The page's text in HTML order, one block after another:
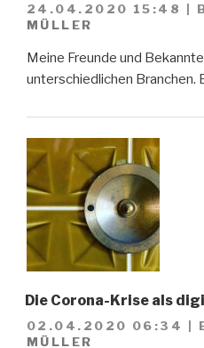
24.04.2020 15:48 |
MÜLLER
Meine Freunde und
unterschiedlichen Branchen.
Die Corona-Krise als
02.04.2020 06:34
MÜLLER